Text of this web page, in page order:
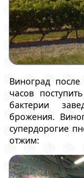
Виноград
часов
бактерии
брожения.
супердорогие
отжим: